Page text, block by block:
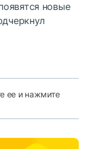
новые
ее и нажмите